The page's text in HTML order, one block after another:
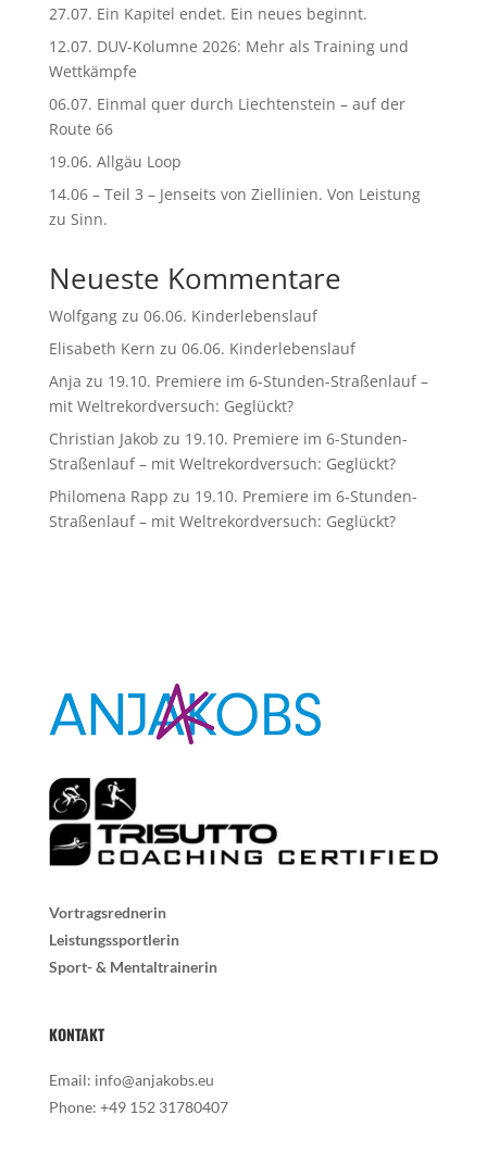
e
:
27.07. Ein Kapitel endet. Ein neues beginnt.
12.07. DUV-Kolumne 2026: Mehr als Training und
Wettkämpfe
06.07. Einmal quer durch Liechtenstein – auf der
Route 66
19.06. Allgäu Loop
14.06 – Teil 3 – Jenseits von Ziellinien. Von Leistung
zu Sinn.
Neueste Kommentare
Wolfgangzu 06.06. Kinderlebenslauf
Elisabeth Kern zu 06.06. Kinderlebenslauf
Anja zu 19.10. Premiere im 6-Stunden-Straßenlauf –
mit Weltrekordversuch: Geglückt?
Christian Jakob zu 19.10. Premiere im 6-Stunden-
Straßenlauf – mit Weltrekordversuch: Geglückt?
Philomena Rapp zu 19.10. Premiere im 6-Stunden-
Straßenlauf – mit Weltrekordversuch: Geglückt?
Vortragsrednerin
Leistungssportlerin
Sport- & Mentaltrainerin
KONTAKT
Email: info@anjakobs.eu
Phone: +49 152 31780407